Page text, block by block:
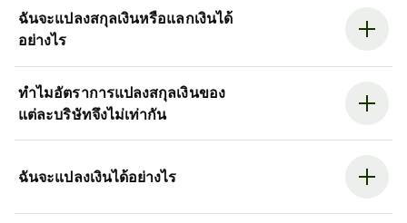
ฉันจะแปลงสกุลเงินหรือแลกเงินได้
อย่างไร
ทำไมอัตราการแปลงสกุลเงินของ
แต่ละบริษัทจึงไม่เท่ากัน
ฉันจะแปลงเงินได้อย่างไร